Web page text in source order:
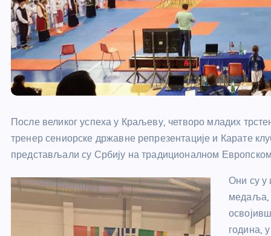
После великог успеха у Краљеву, четворо младих
тренер сениорске државне репрезентације и Карате
представљали су Србију на традиционалном
Они су у
медаља,
година,